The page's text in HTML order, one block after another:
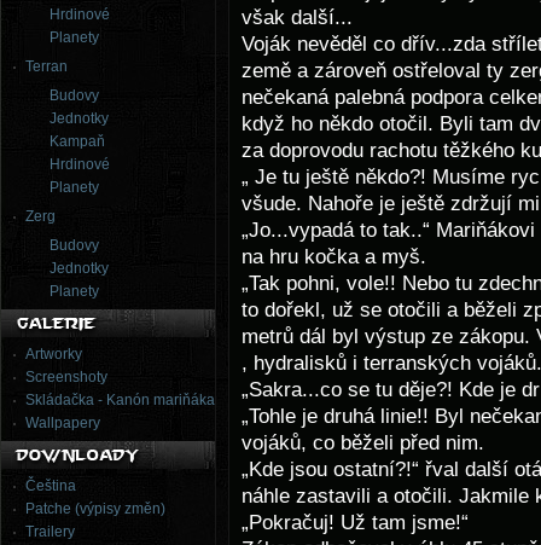
Hrdinové
Planety
Terran
Budovy
Jednotky
Kampaň
Hrdinové
Planety
Zerg
Budovy
Jednotky
Planety
Artworky
Screenshoty
Skládačka - Kanón mariňáka
Wallpapery
Čeština
Patche (výpisy změn)
Trailery
však další...
Voják nevěděl co dřív...zda
země a zároveň ostřeloval ty
nečekaná palebná podpora
když ho někdo otočil. Byli tam
za doprovodu rachotu těžkého
„ Je tu ještě někdo?! Musíme
všude. Nahoře je ještě zdržují
„Jo...vypadá to tak..“
na hru kočka a myš.
„Tak pohni, vole!! Nebo tu
to dořekl, už se otočili a běželi
metrů dál byl výstup ze
, hydralisků i terranských vojáků.
„Sakra...co se tu děje?! Kde je
„Tohle je druhá linie!! Byl
vojáků, co běželi před nim.
„Kde jsou ostatní?!“ řval další
náhle zastavili a otočili. Jakmile
„Pokračuj! Už tam jsme!“